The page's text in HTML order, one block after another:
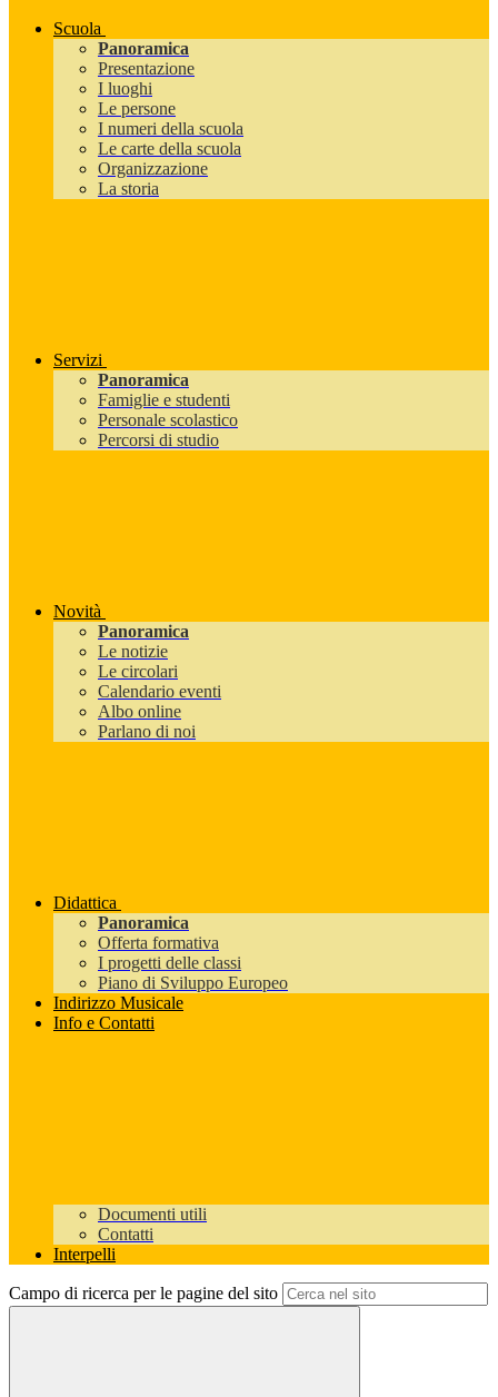
Scuola
Panoramica
Presentazione
I luoghi
Le persone
I numeri della scuola
Le carte della scuola
Organizzazione
La storia
Servizi
Panoramica
Famiglie e studenti
Personale scolastico
Percorsi di studio
Novità
Panoramica
Le notizie
Le circolari
Calendario eventi
Albo online
Parlano di noi
Didattica
Panoramica
Offerta formativa
I progetti delle classi
Piano di Sviluppo Europeo
Indirizzo Musicale
Info e Contatti
Documenti utili
Contatti
Interpelli
Campo di ricerca per le pagine del sito